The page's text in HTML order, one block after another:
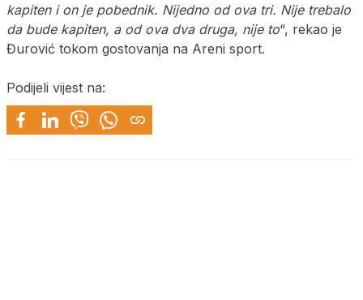
kapiten i on je pobednik. Nijedno od ova tri. Nije trebalo
da bude kapiten, a od ova dva druga, nije to“, rekao je
Đurović tokom gostovanja na Areni sport.
Podijeli vijest na: